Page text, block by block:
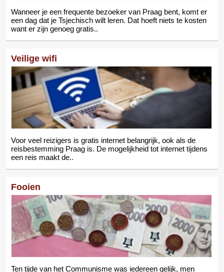
Wanneer je een frequente bezoeker van Praag bent, komt er
een dag dat je Tsjechisch wilt leren. Dat hoeft niets te kosten
want er zijn genoeg gratis..
Veilige wifi
Voor veel reizigers is gratis internet belangrijk, ook als de
reisbestemming Praag is. De mogelijkheid tot internet tijdens
een reis maakt de..
Fooien
Ten tijde van het Communisme was iedereen gelijk, men